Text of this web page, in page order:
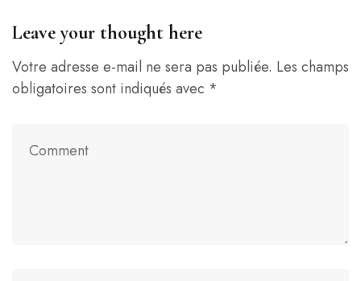
Leave your thought here
Votre adresse e-mail ne sera pas publiée. Les champs
obligatoires sont indiqués avec *